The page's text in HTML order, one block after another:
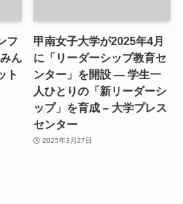
フ
ん
ト
甲南女子大学が2025年4月
に「リーダーシップ教育セ
ンター」を開設 ― 学生一
人ひとりの「新リーダーシ
ップ」を育成 – 大学プレス
センター
2025年3月27日